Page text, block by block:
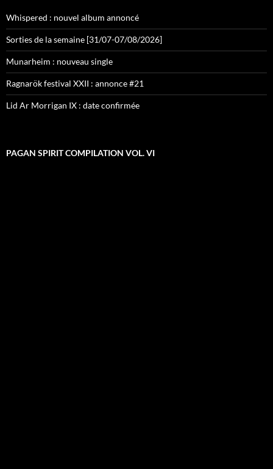
Whispered : nouvel album annoncé
Sorties de la semaine [31/07-07/08/2026]
Munarheim : nouveau single
Ragnarök festival XXII : annonce #21
Lid Ar Morrigan IX : date confirmée
PAGAN SPIRIT COMPILATION VOL. VI